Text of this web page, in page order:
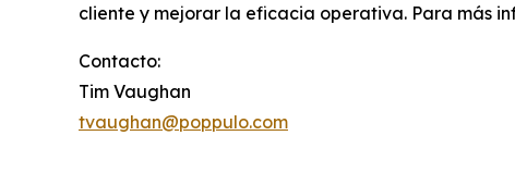
cliente y mejorar la eficacia operativa. Para más
Contacto:
Tim Vaughan
tvaughan@poppulo.com